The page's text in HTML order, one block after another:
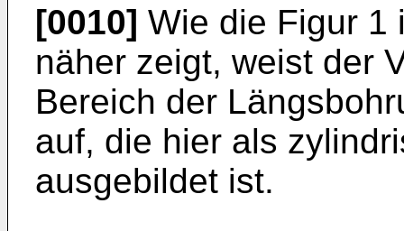
[0010] Wie die Figur 1
näher zeigt, weist der
Bereich der
auf, die hier als
ausgebildet ist.